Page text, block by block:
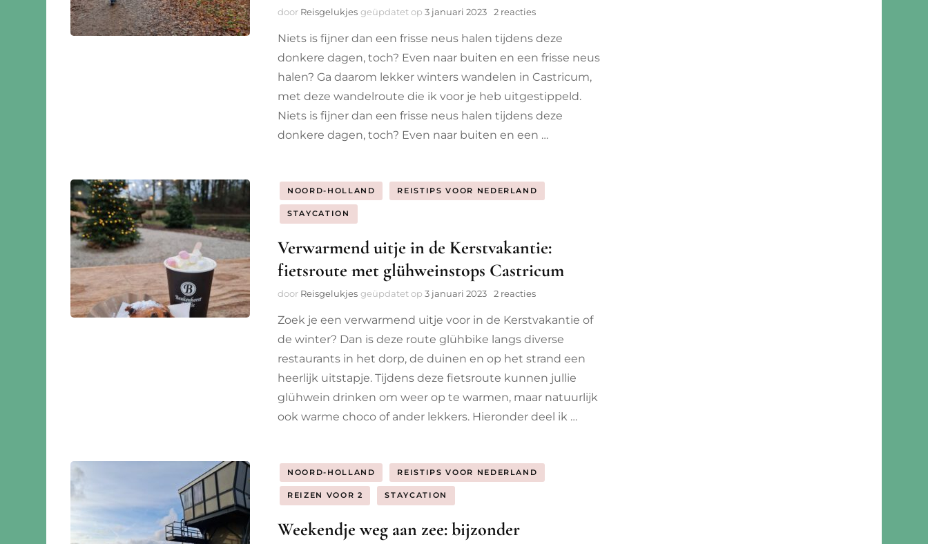
door Reisgelukjes geüpdatet op 3 januari 2023 2 reactiesop
Castricum:
In
winter
lekker
door
de
Niets is fijner dan een frisse neus halen tijdens deze
donkere dagen, toch? Even naar buiten en een frisse neus
halen? Ga daarom lekker winters wandelen in Castricum,
met deze wandelroute die ik voor je heb uitgestippeld.
Niets is fijner dan een frisse neus halen tijdens deze
donkere dagen, toch? Even naar buiten en een …
NOORD-HOLLAND REISTIPS VOOR NEDERLAND
STAYCATION
Verwarmend uitje in de Kerstvakantie:
fietsroute met glühweinstops Castricum
door Reisgelukjes geüpdatet op 3 januari 2023 2 reactiesop
uitje
in
Kerstvakantie:
fietsroute
glühweinstops
Castricum
Zoek je een verwarmend uitje voor in de Kerstvakantie of
de winter? Dan is deze route glühbike langs diverse
restaurants in het dorp, de duinen en op het strand een
heerlijk uitstapje. Tijdens deze fietsroute kunnen jullie
glühwein drinken om weer op te warmen, maar natuurlijk
ook warme choco of ander lekkers. Hieronder deel ik …
NOORD-HOLLAND REISTIPS VOOR NEDERLAND
REIZEN VOOR 2 STAYCATION
Weekendje weg aan zee: bijzonder